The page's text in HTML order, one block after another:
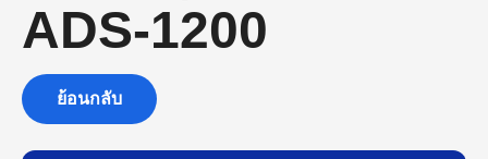
ADS-1200
ย้อนกลับ